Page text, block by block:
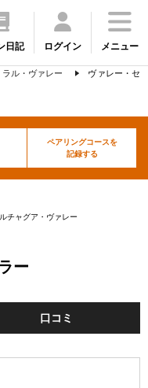
日記 ログイン メニュー
ル・ヴァレー
ヴァレー・セ
ペアリングコースを
記録する
チャグア・ヴァレー
ー
口コミ